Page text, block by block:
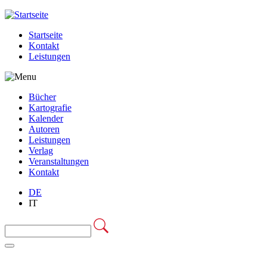
Jump to navigation
Startseite
Kontakt
Leistungen
Bücher
Kartografie
Kalender
Autoren
Leistungen
Verlag
Veranstaltungen
Kontakt
DE
IT
Suchformular
Search this site